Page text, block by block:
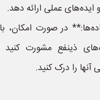
عملی ارائه دهد.
در صورت امکان، با
ذینفع مشورت کنید
را درک کنید.